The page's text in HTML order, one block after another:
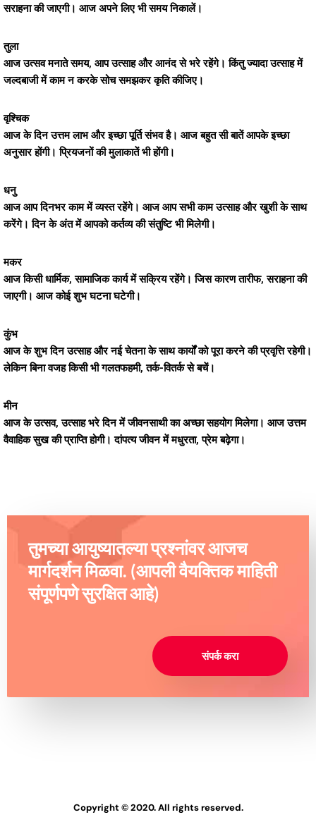
सराहना की जाएगी। आज अपने लिए भी समय निकालें।
तुला
आज उत्सव मनाते समय, आप उत्साह और आनंद से भरे रहेंगे। किंतु ज्यादा उत्साह में
जल्दबाजी में काम न करके सोच समझकर कृति कीजिए।
वृश्चिक
आज के दिन उत्तम लाभ और इच्छा पूर्ति संभव है। आज बहुत सी बातें आपके इच्छा
अनुसार होंगी। प्रियजनों की मुलाकातें भी होंगी।
धनु
आज आप दिनभर काम में व्यस्त रहेंगे। आज आप सभी काम उत्साह और खुशी के साथ
करेंगे। दिन के अंत में आपको कर्तव्य की संतुष्टि भी मिलेगी।
मकर
आज किसी धार्मिक, सामाजिक कार्य में सक्रिय रहेंगे। जिस कारण तारीफ, सराहना की
जाएगी। आज कोई शुभ घटना घटेगी।
कुंभ
आज के शुभ दिन उत्साह और नई चेतना के साथ कार्यों को पूरा करने की प्रवृत्ति रहेगी।
लेकिन बिना वजह किसी भी गलतफहमी, तर्क-वितर्क से बचें।
मीन
आज के उत्सव, उत्साह भरे दिन में जीवनसाथी का अच्छा सहयोग मिलेगा। आज उत्तम
वैवाहिक सुख की प्राप्ति होगी। दांपत्य जीवन में मधुरता, प्रेम बढ़ेगा।
तुमच्या आयुष्यातल्या प्रश्नांवर आजच
मार्गदर्शन मिळवा. (आपली वैयक्तिक माहिती
संपूर्णपणे सुरक्षित आहे)
संपर्क करा
Copyright © 2020. All rights reserved.